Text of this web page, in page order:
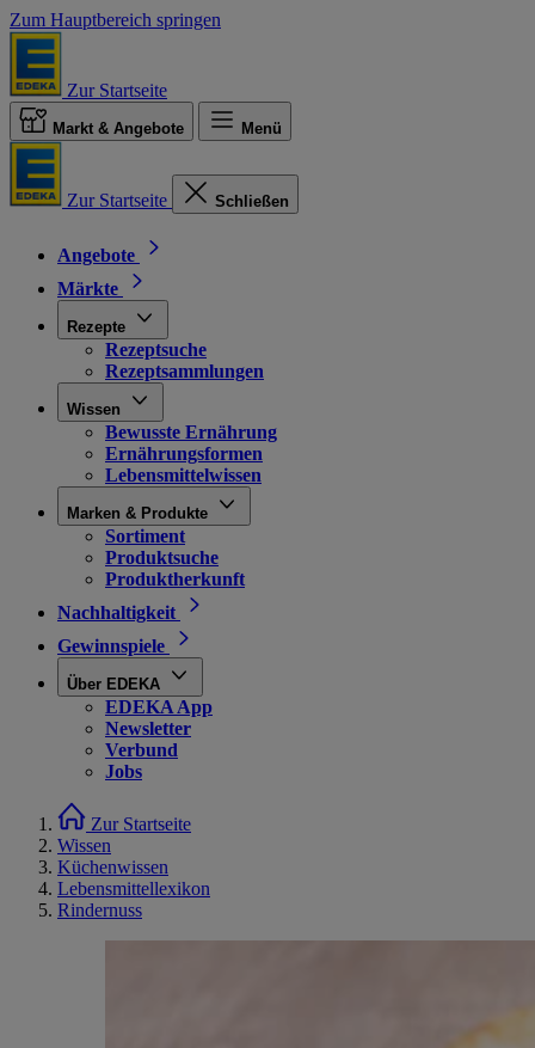
Zum Hauptbereich springen
Zur Startseite
Markt & Angebote Menü
Zur Startseite Schließen
Angebote
Märkte
Rezepte
Rezeptsuche
Rezeptsammlungen
Wissen
Bewusste Ernährung
Ernährungsformen
Lebensmittelwissen
Marken & Produkte
Sortiment
Produktsuche
Produktherkunft
Nachhaltigkeit
Gewinnspiele
Über EDEKA
EDEKA App
Newsletter
Verbund
Jobs
Zur Startseite
Wissen
Küchenwissen
Lebensmittellexikon
Rindernuss